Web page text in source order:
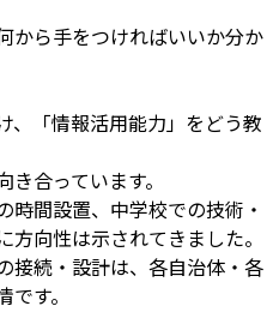
から手をつければいいか分か
、「情報活用能力」をどう教
合っています。
時間設置、中学校での技術・
向性は示されてきました。
接続・設計は、各自治体・各
す。